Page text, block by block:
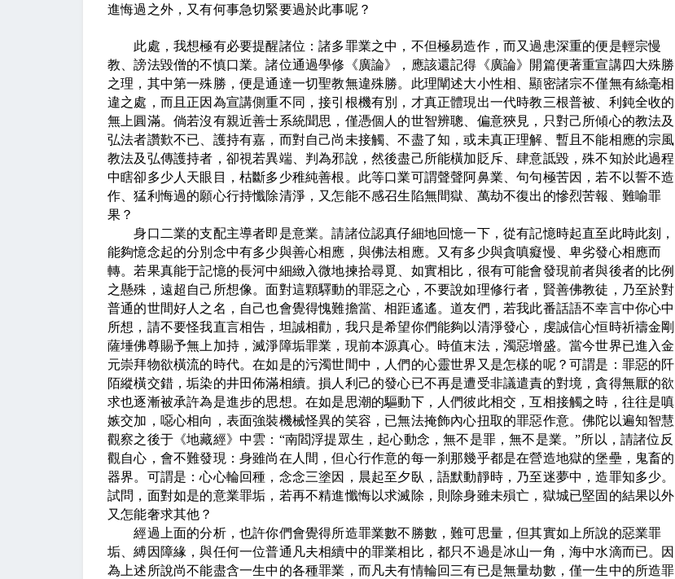
進悔過之外，又有何事急切緊要過於此事呢？
此處，我想極有必要提醒諸位：諸多罪業之中，不但極易造作，而又過患深重的便是輕宗慢
教、謗法毀僧的不慎口業。諸位通過學修《廣論》，應該還記得《廣論》開篇便著重宣講四大殊勝
之理，其中第一殊勝，便是通達一切聖教無違殊勝。此理闡述大小性相、顯密諸宗不僅無有絲毫相
違之處，而且正因為宣講側重不同，接引根機有別，才真正體現出一代時教三根普被、利鈍全收的
無上圓滿。倘若沒有親近善士系統聞思，僅憑個人的世智辨聰、偏意狹見，只對己所傾心的教法及
弘法者讚歎不已、護持有嘉，而對自己尚未接觸、不盡了知，或未真正理解、暫且不能相應的宗風
教法及弘傳護持者，卻視若異端、判為邪說，然後盡己所能橫加貶斥、肆意詆毀，殊不知於此過程
中瞎卻多少人天眼目，枯斷多少稚純善根。此等口業可謂聲聲阿鼻業、句句極苦因，若不以誓不造
作、猛利悔過的願心行持懺除清淨，又怎能不感召生陷無間獄、萬劫不復出的慘烈苦報、難喻罪
果？
身口二業的支配主導者即是意業。請諸位認真仔細地回憶一下，從有記憶時起直至此時此刻，
能夠憶念起的分別念中有多少與善心相應，與佛法相應。又有多少與貪嗔癡慢、卑劣發心相應而
轉。若果真能于記憶的長河中細緻入微地揀拾尋覓、如實相比，很有可能會發現前者與後者的比例
之懸殊，遠超自己所想像。面對這顆驛動的罪惡之心，不要說如理修行者，賢善佛教徒，乃至於對
普通的世間好人之名，自己也會覺得愧難擔當、相距遙遙。道友們，若我此番話語不幸言中你心中
所想，請不要怪我直言相告，坦誠相勸，我只是希望你們能夠以清淨發心，虔誠信心恒時祈禱金剛
薩埵佛尊賜予無上加持，滅淨障垢罪業，現前本源真心。時值末法，濁惡增盛。當今世界已進入金
元崇拜物欲橫流的時代。在如是的污濁世間中，人們的心靈世界又是怎樣的呢？可謂是：罪惡的阡
陌縱橫交錯，垢染的井田佈滿相續。損人利己的發心已不再是遭受非議遣責的對境，貪得無厭的欲
求也逐漸被承許為是進步的思想。在如是思潮的驅動下，人們彼此相交，互相接觸之時，往往是嗔
嫉交加，噁心相向，表面強裝機械怪異的笑容，已無法掩飾內心扭取的罪惡作意。佛陀以遍知智慧
觀察之後于《地藏經》中雲：“南閻浮提眾生，起心動念，無不是罪，無不是業。”所以，請諸位反
觀自心，會不難發現：身雖尚在人間，但心行作意的每一刹那幾乎都是在營造地獄的堡壘，鬼畜的
器界。可謂是：心心輪回種，念念三塗因，晨起至夕臥，語默動靜時，乃至迷夢中，造罪知多少。
試問，面對如是的意業罪垢，若再不精進懺悔以求滅除，則除身雖未殞亡，獄城已堅固的結果以外
又怎能奢求其他？
經過上面的分析，也許你們會覺得所造罪業數不勝數，難可思量，但其實如上所說的惡業罪
垢、縛因障緣，與任何一位普通凡夫相續中的罪業相比，都只不過是冰山一角，海中水滴而已。因
為上述所說尚不能盡含一生中的各種罪業，而凡夫有情輪回三有已是無量劫數，僅一生中的所造罪